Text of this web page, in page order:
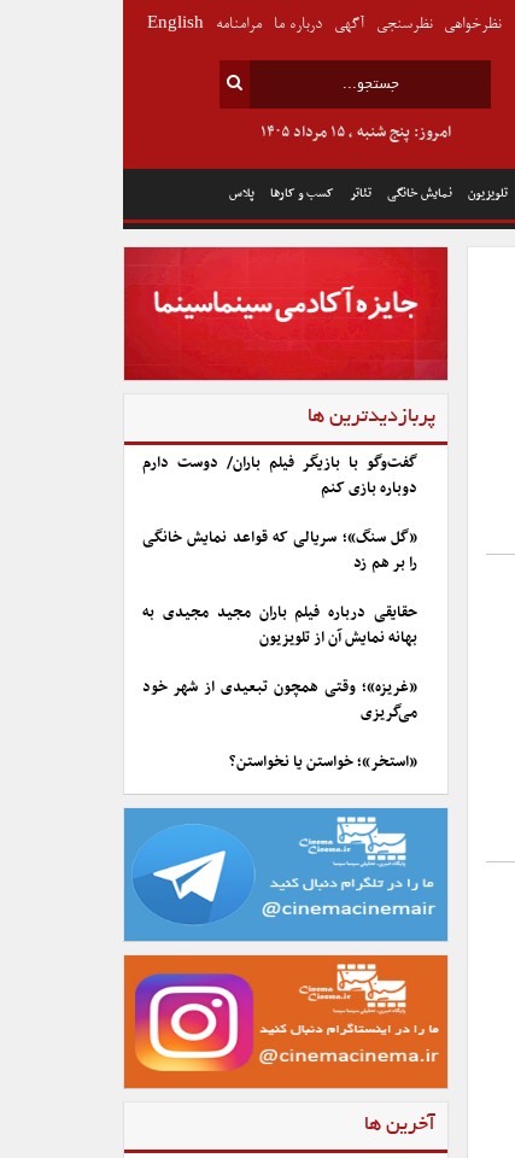
تلویزیون نمایش خانگی تئاتر کسب و کارها پلاس
امروز: پنج شنبه , ۱۵ مرداد ۱۴۰۵
نظرخواهی نظرسنجی آگهی درباره ما مرامنامه English
پربازدیدترین ها
گفت‌وگو با بازیگر فیلم باران/ دوست دارم
دوباره بازی کنم
«گل سنگ»؛ سریالی که قواعد نمایش خانگی
را بر هم زد
حقایقی درباره فیلم باران مجید مجیدی به
بهانه نمایش آن از تلویزیون
«غریزه»؛ وقتی همچون تبعیدی از شهر خود
می‌گریزی
«استخر»؛ خواستن یا نخواستن؟
آخرین ها